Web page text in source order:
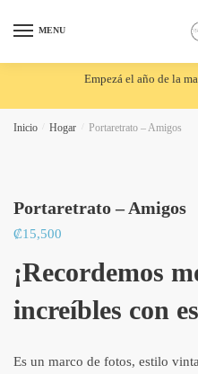
MENU
Empezá el año de la
Inicio Hogar Portaretrato – Amigos
Portaretrato – Amigos
₡15,500
¡Recordemos
increíbles con
Es un marco de fotos, estilo